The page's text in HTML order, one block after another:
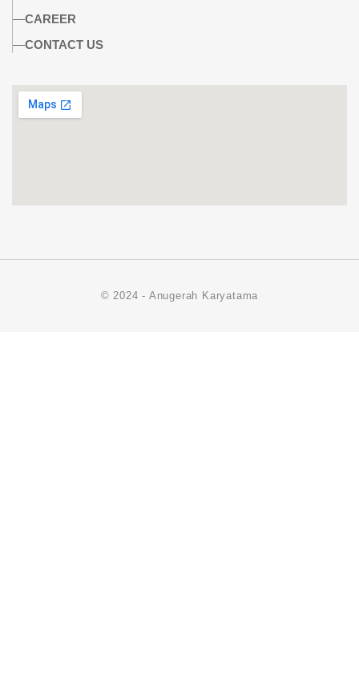
CAREER
CONTACT US
© 2024 - Anugerah Karyatama